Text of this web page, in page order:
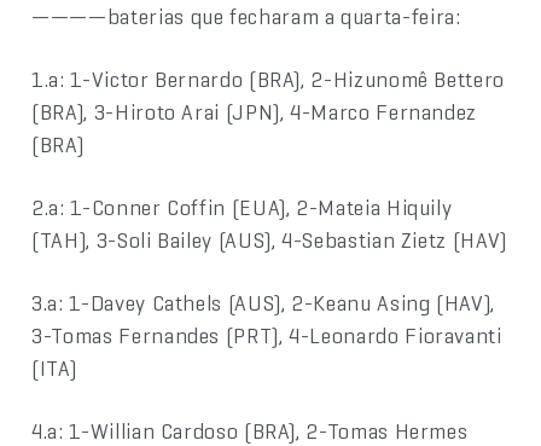
————baterias que fecharam a quarta-feira:
1.a: 1-Victor Bernardo (BRA), 2-Hizunomê Bettero
(BRA), 3-Hiroto Arai (JPN), 4-Marco Fernandez
(BRA)
2.a: 1-Conner Coffin (EUA), 2-Mateia Hiquily
(TAH), 3-Soli Bailey (AUS), 4-Sebastian Zietz (HAV)
3.a: 1-Davey Cathels (AUS), 2-Keanu Asing (HAV),
3-Tomas Fernandes (PRT), 4-Leonardo Fioravanti
(ITA)
4.a: 1-Willian Cardoso (BRA), 2-Tomas Hermes